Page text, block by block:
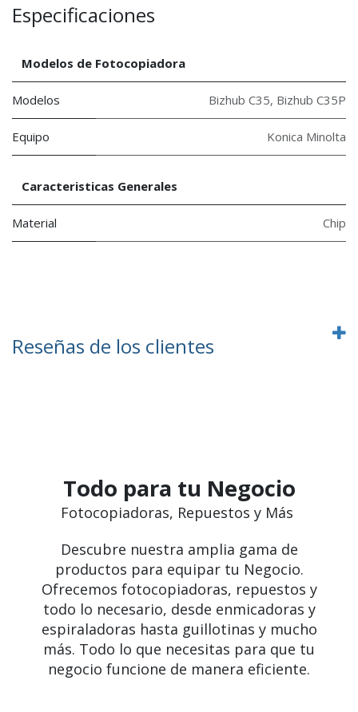
Especificaciones
Modelos de Fotocopiadora
Modelos Bizhub C35, Bizhub C35P
Equipo Konica Minolta
Caracteristicas Generales
Material Chip
Reseñas de los clientes
Todo para tu Negocio
Fotocopiadoras, Repuestos y Más
Descubre nuestra amplia gama de
productos para equipar tu Negocio.
Ofrecemos fotocopiadoras, repuestos y
todo lo necesario, desde enmicadoras y
espiraladoras hasta guillotinas y mucho
más. Todo lo que necesitas para que tu
negocio funcione de manera eficiente.